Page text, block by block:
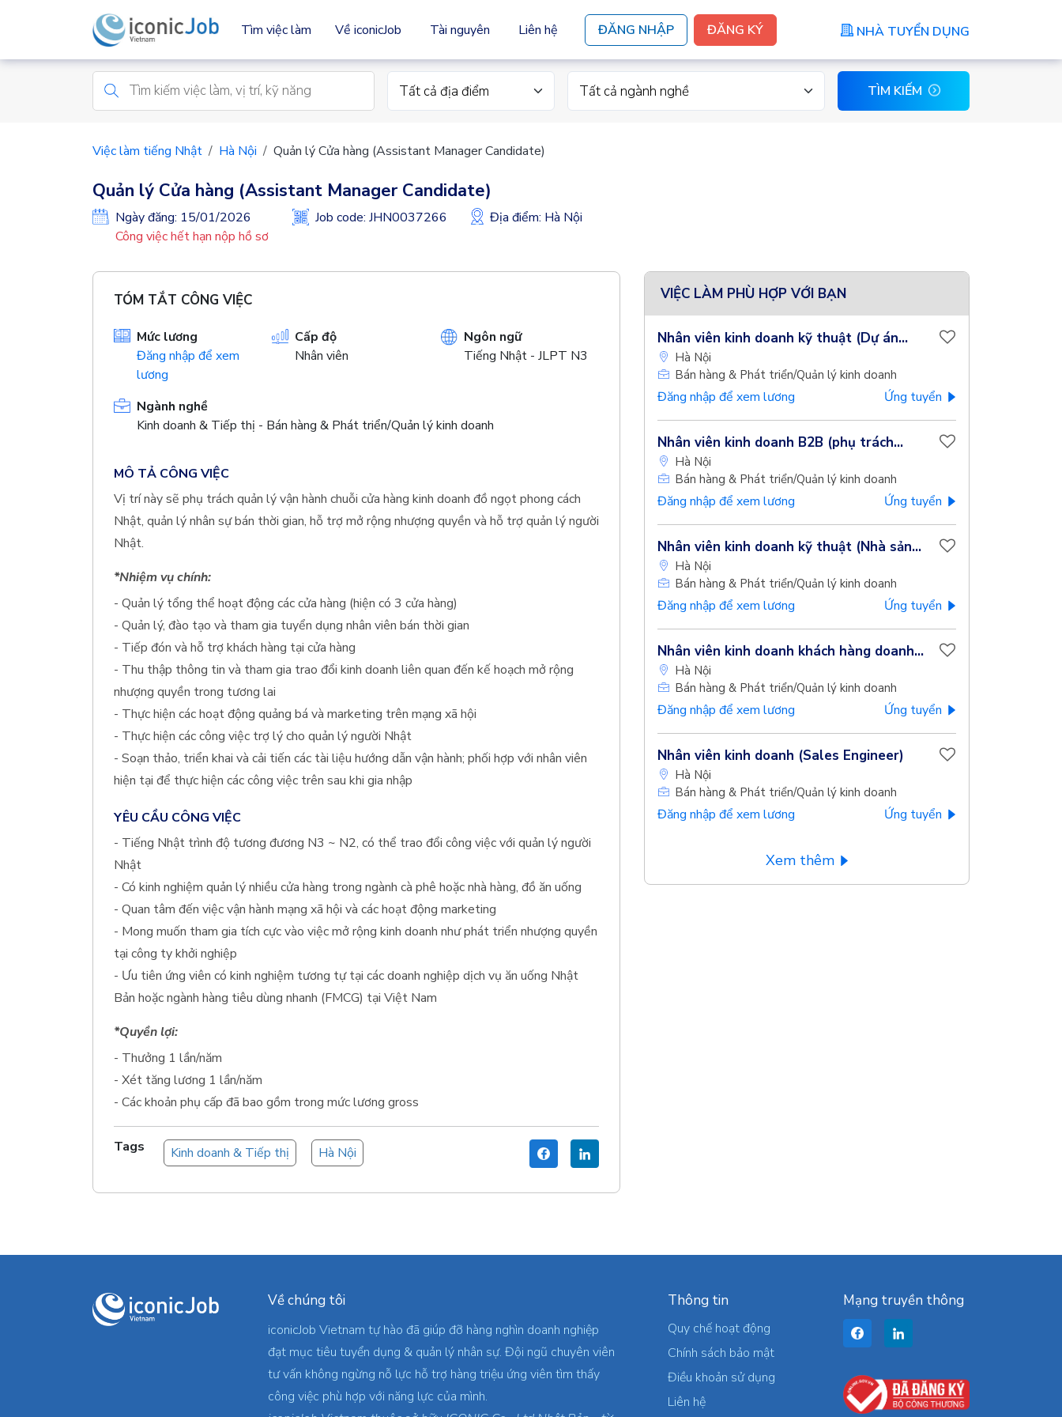
ĐĂNG NHẬP ĐĂNG KÝ NHÀ TUYỂN DỤNG
Tìm việc làm Về iconicJob Tài nguyên Liên hệ
Tất cả địa điểm Tất cả ngành nghề TÌM KIẾM
Việc làm tiếng Nhật Hà Nội Quản lý Cửa hàng (Assistant Manager Candidate)
Quản lý Cửa hàng (Assistant Manager Candidate)
Ngày đăng: 15/01/2026
Công việc hết hạn nộp hồ sơ
Job code: JHN0037266 Địa điểm: Hà Nội
TÓM TẮT CÔNG VIỆC
Mức lương
Đăng nhập để xem
lương
Cấp độ
Nhân viên
Ngôn ngữ
Tiếng Nhật - JLPT N3
Ngành nghề
Kinh doanh & Tiếp thị - Bán hàng & Phát triển/Quản lý kinh doanh
MÔ TẢ CÔNG VIỆC
Vị trí này sẽ phụ trách quản lý vận hành chuỗi cửa hàng kinh doanh đồ ngọt phong cách
Nhật, quản lý nhân sự bán thời gian, hỗ trợ mở rộng nhượng quyền và hỗ trợ quản lý người
Nhật.
*Nhiệm vụ chính:
- Quản lý tổng thể hoạt động các cửa hàng (hiện có 3 cửa hàng)
- Quản lý, đào tạo và tham gia tuyển dụng nhân viên bán thời gian
- Tiếp đón và hỗ trợ khách hàng tại cửa hàng
- Thu thập thông tin và tham gia trao đổi kinh doanh liên quan đến kế hoạch mở rộng
nhượng quyền trong tương lai
- Thực hiện các hoạt động quảng bá và marketing trên mạng xã hội
- Thực hiện các công việc trợ lý cho quản lý người Nhật
- Soạn thảo, triển khai và cải tiến các tài liệu hướng dẫn vận hành; phối hợp với nhân viên
hiện tại để thực hiện các công việc trên sau khi gia nhập
YÊU CẦU CÔNG VIỆC
- Tiếng Nhật trình độ tương đương N3 ~ N2, có thể trao đổi công việc với quản lý người
Nhật
- Có kinh nghiệm quản lý nhiều cửa hàng trong ngành cà phê hoặc nhà hàng, đồ ăn uống
- Quan tâm đến việc vận hành mạng xã hội và các hoạt động marketing
- Mong muốn tham gia tích cực vào việc mở rộng kinh doanh như phát triển nhượng quyền
tại công ty khởi nghiệp
- Ưu tiên ứng viên có kinh nghiệm tương tự tại các doanh nghiệp dịch vụ ăn uống Nhật
Bản hoặc ngành hàng tiêu dùng nhanh (FMCG) tại Việt Nam
*Quyền lợi:
- Thưởng 1 lần/năm
- Xét tăng lương 1 lần/năm
- Các khoản phụ cấp đã bao gồm trong mức lương gross
Tags Kinh doanh & Tiếp thị Hà Nội
VIỆC LÀM PHÙ HỢP VỚI BẠN
Nhân viên kinh doanh kỹ thuật (Dự án...
Hà Nội
Bán hàng & Phát triển/Quản lý kinh doanh
Đăng nhập để xem lương Ứng tuyển
Nhân viên kinh doanh B2B (phụ trách...
Hà Nội
Bán hàng & Phát triển/Quản lý kinh doanh
Đăng nhập để xem lương Ứng tuyển
Nhân viên kinh doanh kỹ thuật (Nhà sản...
Hà Nội
Bán hàng & Phát triển/Quản lý kinh doanh
Đăng nhập để xem lương Ứng tuyển
Nhân viên kinh doanh khách hàng doanh...
Hà Nội
Bán hàng & Phát triển/Quản lý kinh doanh
Đăng nhập để xem lương Ứng tuyển
Nhân viên kinh doanh (Sales Engineer)
Hà Nội
Bán hàng & Phát triển/Quản lý kinh doanh
Đăng nhập để xem lương Ứng tuyển
Xem thêm
Về chúng tôi
iconicJob Vietnam tự hào đã giúp đỡ hàng nghìn doanh nghiệp
đạt mục tiêu tuyển dụng & quản lý nhân sự. Đội ngũ chuyên viên
tư vấn không ngừng nỗ lực hỗ trợ hàng triệu ứng viên tìm thấy
công việc phù hợp với năng lực của mình.
Thông tin
Quy chế hoạt động
Chính sách bảo mật
Điều khoản sử dụng
Liên hệ
Mạng truyền thông